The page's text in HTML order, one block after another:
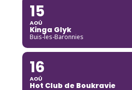
15
AOÛ
Kinga Glyk
Buis-les-Baronnies
16
AOÛ
Hot Club de Boukravie